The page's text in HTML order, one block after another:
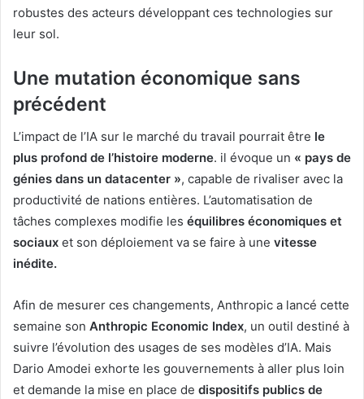
robustes des acteurs développant ces technologies sur
leur sol.
Une mutation économique sans
précédent
L’impact de l’IA sur le marché du travail pourrait être le
plus profond de l’histoire moderne. il évoque un « pays de
génies dans un datacenter », capable de rivaliser avec la
productivité de nations entières. L’automatisation de
tâches complexes modifie les équilibres économiques et
sociaux et son déploiement va se faire à une vitesse
inédite.
Afin de mesurer ces changements, Anthropic a lancé cette
semaine son Anthropic Economic Index, un outil destiné à
suivre l’évolution des usages de ses modèles d’IA. Mais
Dario Amodei exhorte les gouvernements à aller plus loin
et demande la mise en place de dispositifs publics de